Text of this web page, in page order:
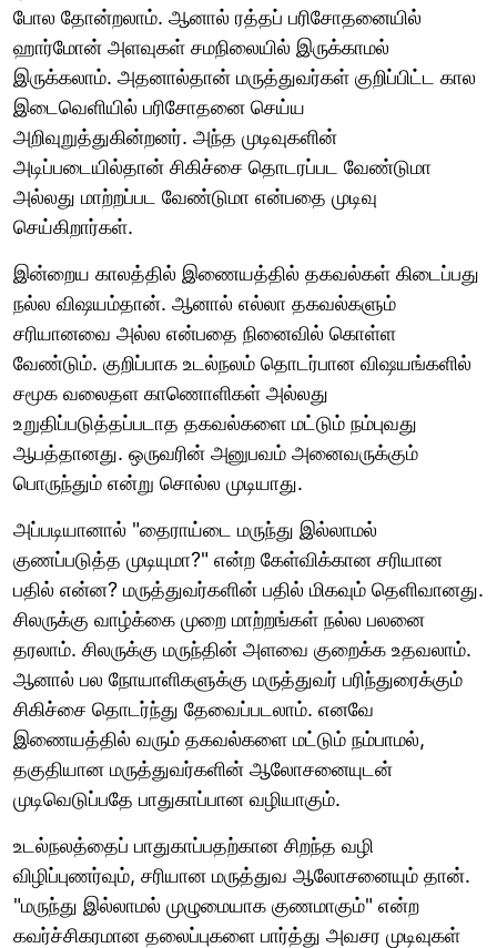
போல தோன்றலாம். ஆனால் ரத்தப் பரிசோதனையில்
ஹார்மோன் அளவுகள் சமநிலையில் இருக்காமல்
இருக்கலாம். அதனால்தான் மருத்துவர்கள் குறிப்பிட்ட கால
இடைவெளியில் பரிசோதனை செய்ய
அறிவுறுத்துகின்றனர். அந்த முடிவுகளின்
அடிப்படையில்தான் சிகிச்சை தொடரப்பட வேண்டுமா
அல்லது மாற்றப்பட வேண்டுமா என்பதை முடிவு
செய்கிறார்கள்.
இன்றைய காலத்தில் இணையத்தில் தகவல்கள் கிடைப்பது
நல்ல விஷயம்தான். ஆனால் எல்லா தகவல்களும்
சரியானவை அல்ல என்பதை நினைவில் கொள்ள
வேண்டும். குறிப்பாக உடல்நலம் தொடர்பான விஷயங்களில்
சமூக வலைதள காணொளிகள் அல்லது
உறுதிப்படுத்தப்படாத தகவல்களை மட்டும் நம்புவது
ஆபத்தானது. ஒருவரின் அனுபவம் அனைவருக்கும்
பொருந்தும் என்று சொல்ல முடியாது.
அப்படியானால் "தைராய்டை மருந்து இல்லாமல்
குணப்படுத்த முடியுமா?" என்ற கேள்விக்கான சரியான
பதில் என்ன? மருத்துவர்களின் பதில் மிகவும் தெளிவானது.
சிலருக்கு வாழ்க்கை முறை மாற்றங்கள் நல்ல பலனை
தரலாம். சிலருக்கு மருந்தின் அளவை குறைக்க உதவலாம்.
ஆனால் பல நோயாளிகளுக்கு மருத்துவர் பரிந்துரைக்கும்
சிகிச்சை தொடர்ந்து தேவைப்படலாம். எனவே
இணையத்தில் வரும் தகவல்களை மட்டும் நம்பாமல்,
தகுதியான மருத்துவர்களின் ஆலோசனையுடன்
முடிவெடுப்பதே பாதுகாப்பான வழியாகும்.
உடல்நலத்தைப் பாதுகாப்பதற்கான சிறந்த வழி
விழிப்புணர்வும், சரியான மருத்துவ ஆலோசனையும் தான்.
"மருந்து இல்லாமல் முழுமையாக குணமாகும்" என்ற
கவர்ச்சிகரமான தலைப்புகளை பார்த்து அவசர முடிவுகள்